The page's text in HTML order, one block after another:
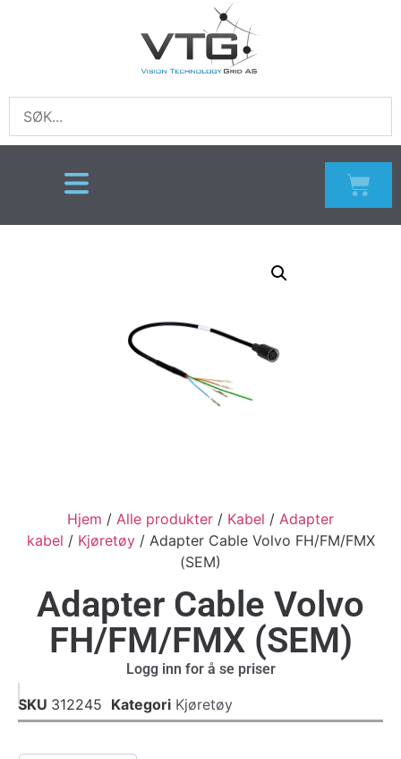
Hjem / Alle produkter / Kabel / Adapter
kabel / Kjøretøy/ Adapter Cable Volvo FH/FM/FMX
(SEM)
Adapter Cable Volvo
FH/FM/FMX (SEM)
Logg inn for å se priser
SKU 312245 Kategori Kjøretøy